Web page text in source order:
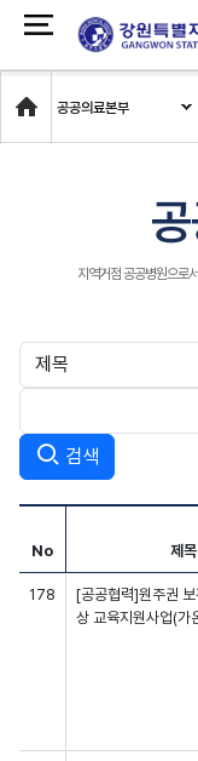
Home
공공의료본부
지역거점 공공병원으로
검색
No 제목
178
[공공협력]원주권 보
상 교육지원사업(가